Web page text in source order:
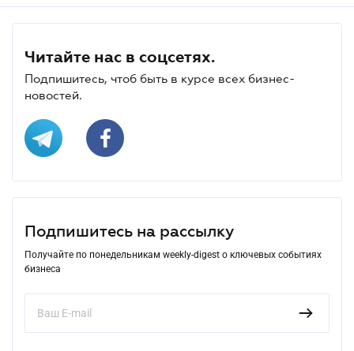
Читайте нас в соцсетях.
Подпишитесь, чтоб быть в курсе всех бизнес-
новостей.
Подпишитесь на рассылку
Получайте по понедельникам weekly-digest о ключевых событиях
бизнеса